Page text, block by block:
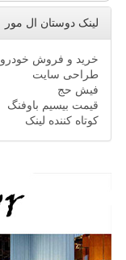
لینک دوستان ال مور
خرید و فروش خودرو
طراحی سایت
فیش حج
قیمت بیسیم باوفنگ
کوتاه کننده لینک